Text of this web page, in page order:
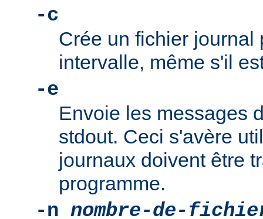
-c
Crée un fichier journal
intervalle, même s'il
-e
Envoie les messages
stdout. Ceci s'avère
journaux doivent être
programme.
-n nombre-de-